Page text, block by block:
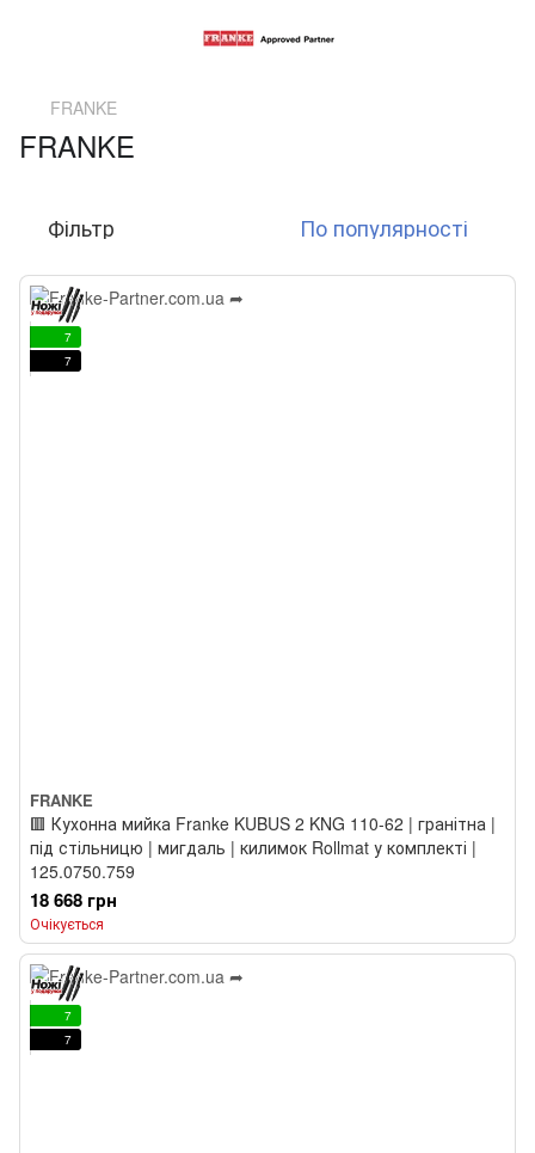
FRANKE
FRANKE
Фільтр По популярності
7
7
FRANKE
🟥 Кухонна мийка Franke KUBUS 2 KNG 110-62 | гранітна |
під стільницю | мигдаль | килимок Rollmat у комплекті |
125.0750.759
18 668 грн
Очікується
7
7